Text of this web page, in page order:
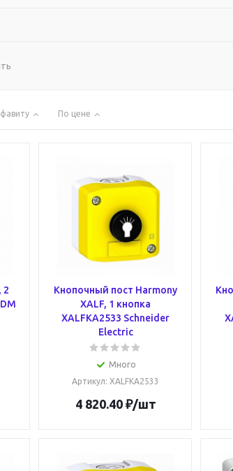
По цене
2
Кнопочный пост Harmony
XALF, 1 кнопка
XALFKA2533 Schneider
Electric
Много
Артикул: XALFKA2533
4 820.40₽/шт